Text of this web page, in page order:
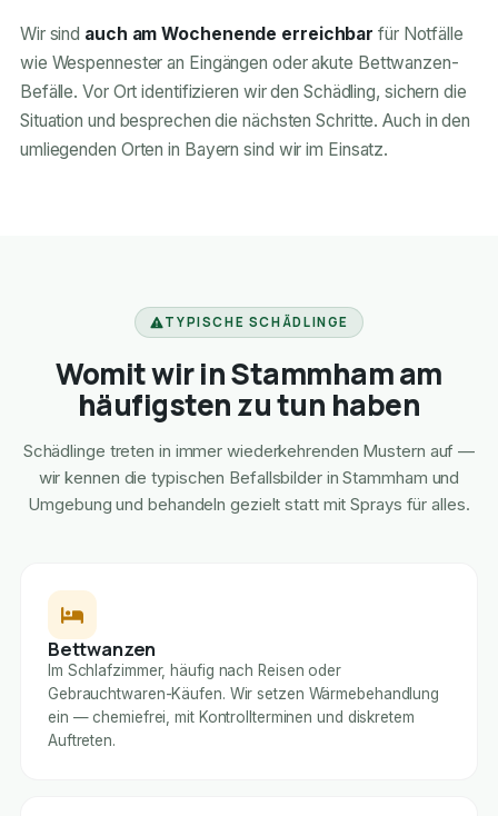
Wir sind auch am Wochenende erreichbar für Notfälle
wie Wespennester an Eingängen oder akute Bettwanzen-
Befälle. Vor Ort identifizieren wir den Schädling, sichern die
Situation und besprechen die nächsten Schritte. Auch in den
umliegenden Orten in Bayern sind wir im Einsatz.
TYPISCHE SCHÄDLINGE
Womit wir in Stammham am
häufigsten zu tun haben
Schädlinge treten in immer wiederkehrenden Mustern auf —
wir kennen die typischen Befallsbilder in Stammham und
Umgebung und behandeln gezielt statt mit Sprays für alles.
Bettwanzen
Im Schlafzimmer, häufig nach Reisen oder
Gebrauchtwaren-Käufen. Wir setzen Wärmebehandlung
ein — chemiefrei, mit Kontrollterminen und diskretem
Auftreten.